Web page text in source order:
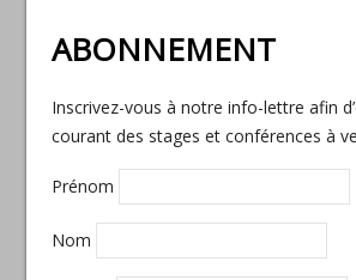
ABONNEMENT
Inscrivez-vous à notre info-lettre afin
courant des stages et conférences à
Prénom
Nom